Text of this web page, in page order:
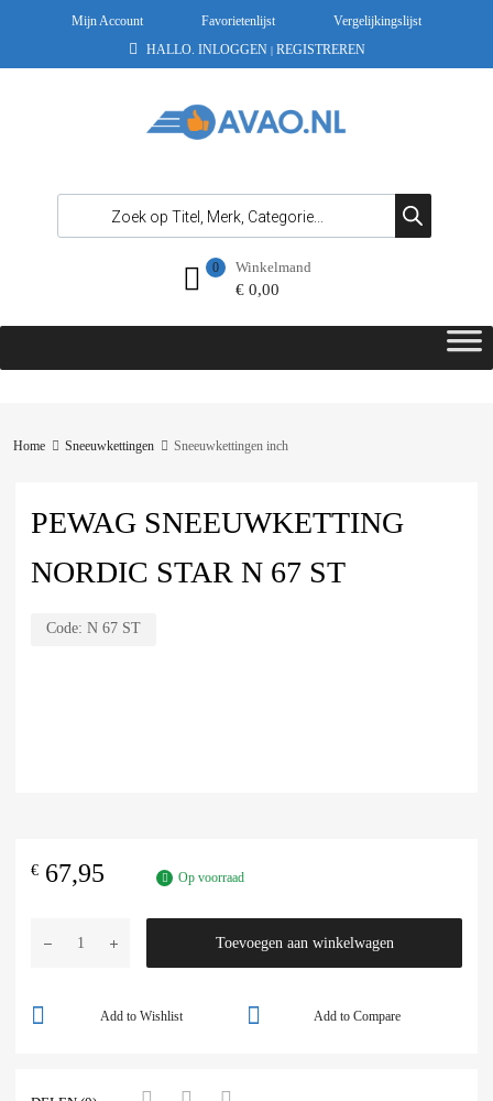
Mijn Account Favorietenlijst
Vergelijkingslijst
HALLO. INLOGGEN | REGISTREREN
Winkelmand
€0,00
0
Home Sneeuwkettingen Sneeuwkettingen inch
PEWAG SNEEUWKETTING
NORDIC STAR N 67 ST
Code: N 67 ST
€ 67,95 Op voorraad
Toevoegen aan winkelwagen
Add to Compare
Add to Wishlist